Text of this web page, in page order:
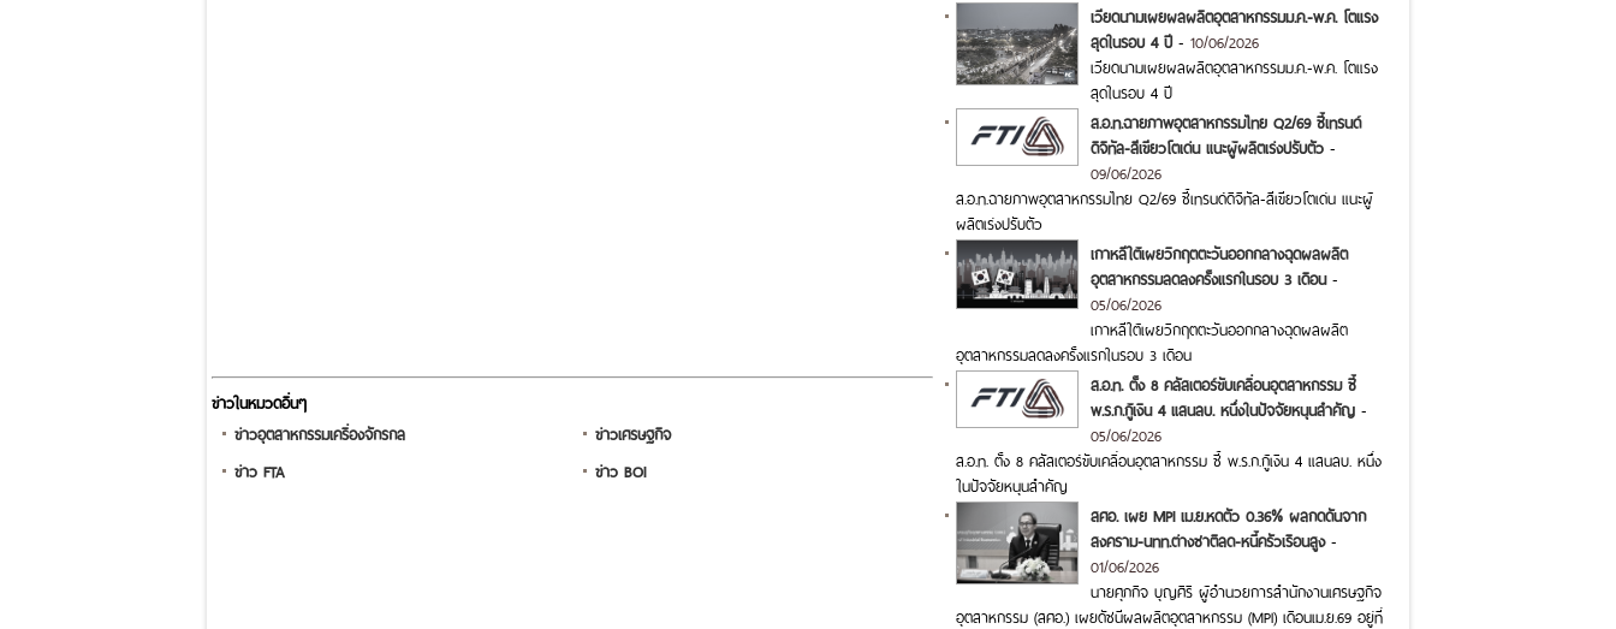
เวียดนามเผยผลผลิตอุตสาหกรรมม.ค.-พ.ค. โตแรง
สุดในรอบ 4 ปี- 10/06/2026
เวียดนามเผยผลผลิตอุตสาหกรรมม.ค.-พ.ค. โตแรง
สุดในรอบ 4 ปี
ส.อ.ท.ฉายภาพอุตสาหกรรมไทย Q2/69 ชี้เทรนด์
ดิจิทัล-สีเขียวโตเด่น แนะผู้ผลิตเร่งปรับตัว -
09/06/2026
ส.อ.ท.ฉายภาพอุตสาหกรรมไทย Q2/69 ชี้เทรนด์ดิจิทัล-สีเขียวโตเด่น แนะผู้
ผลิตเร่งปรับตัว
เกาหลีใต้เผยวิกฤตตะวันออกกลางฉุดผลผลิต
อุตสาหกรรมลดลงครั้งแรกในรอบ 3 เดือน-
05/06/2026
เกาหลีใต้เผยวิกฤตตะวันออกกลางฉุดผลผลิต
อุตสาหกรรมลดลงครั้งแรกในรอบ 3 เดือน
ส.อ.ท. ตั้ง 8 คลัสเตอร์ขับเคลื่อนอุตสาหกรรม ชี้
พ.ร.ก.กู้เงิน 4 แสนลบ. หนึ่งในปัจจัยหนุนสำคัญ -
05/06/2026
ส.อ.ท. ตั้ง 8 คลัสเตอร์ขับเคลื่อนอุตสาหกรรม ชี้ พ.ร.ก.กู้เงิน 4 แสนลบ. หนึ่ง
ในปัจจัยหนุนสำคัญ
สศอ. เผย MPI เม.ย.หดตัว 0.36% ผลกดดันจาก
สงคราม-นทท.ต่างชาติลด-หนี้ครัวเรือนสูง-
01/06/2026
นายศุภกิจ บุญศิริ ผู้อำนวยการสำนักงานเศรษฐกิจ
อุตสาหกรรม (สศอ.) เผยดัชนีผลผลิตอุตสาหกรรม (MPI) เดือนเม.ย.69 อยู่ที่
ข่าวในหมวดอื่นๆ
ข่าวอุตสาหกรรมเครื่องจักรกล
ข่าวเศรษฐกิจ
ข่าว FTA
ข่าว BOI